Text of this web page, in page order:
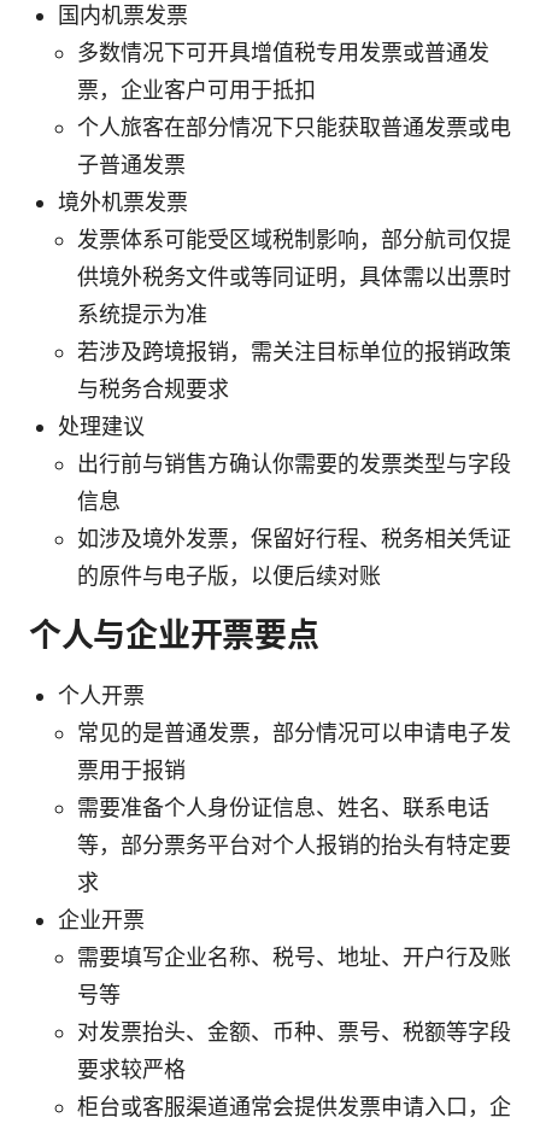
国内机票发票
多数情况下可开具增值税专用发票或普通发
票，企业客户可用于抵扣
个人旅客在部分情况下只能获取普通发票或电
子普通发票
境外机票发票
发票体系可能受区域税制影响，部分航司仅提
供境外税务文件或等同证明，具体需以出票时
系统提示为准
若涉及跨境报销，需关注目标单位的报销政策
与税务合规要求
处理建议
出行前与销售方确认你需要的发票类型与字段
信息
如涉及境外发票，保留好行程、税务相关凭证
的原件与电子版，以便后续对账
个人与企业开票要点
个人开票
常见的是普通发票，部分情况可以申请电子发
票用于报销
需要准备个人身份证信息、姓名、联系电话
等，部分票务平台对个人报销的抬头有特定要
求
企业开票
需要填写企业名称、税号、地址、开户行及账
号等
对发票抬头、金额、币种、票号、税额等字段
要求较严格
柜台或客服渠道通常会提供发票申请入口，企